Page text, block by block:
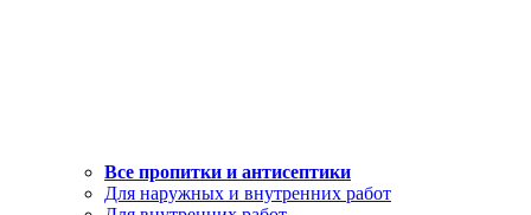
Все пропитки и антисептики
Для наружных и внутренних работ